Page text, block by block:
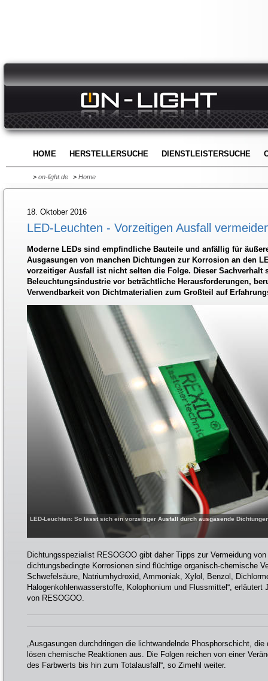
HOME HERSTELLERSUCHE DIENSTLEISTERSUCHE
> on-light.de > Home
18. Oktober 2016
LED-Leuchten - Vorzeitigen Ausfall
Moderne LEDs sind empfindliche Bauteile und anfällig für
Ausgasungen von manchen Dichtungen zur Korrosion an den
vorzeitiger Ausfall ist nicht selten die Folge. Dieser Sachverhalt
Beleuchtungsindustrie vor beträchtliche Herausforderungen,
Verwendbarkeit von Dichtmaterialien zum Großteil auf
LED-Leuchten: So lässt sich ein vorzeitiger Ausfall durch ausgasende
Dichtungsspezialist RESOGOO gibt daher Tipps zur Vermeidung
dichtungsbedingte Korrosionen sind flüchtige organisch-chemische
Schwefelsäure, Natriumhydroxid, Ammoniak, Xylol, Benzol,
Halogenkohlenwasserstoffe, Kolophonium und Flussmittel“, erläutert
von RESOGOO.
„Ausgasungen durchdringen die lichtwandelnde Phosphorschicht,
lösen chemische Reaktionen aus. Die Folgen reichen von einer
des Farbwerts bis hin zum Totalausfall“, so Zimehl weiter.